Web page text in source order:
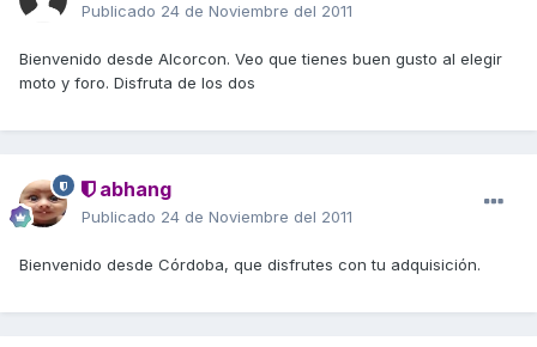
Publicado 24 de Noviembre del 2011
Bienvenido desde Alcorcon. Veo que tienes buen gusto al elegir
moto y foro. Disfruta de los dos
abhang
Publicado 24 de Noviembre del 2011
Bienvenido desde Córdoba, que disfrutes con tu adquisición.